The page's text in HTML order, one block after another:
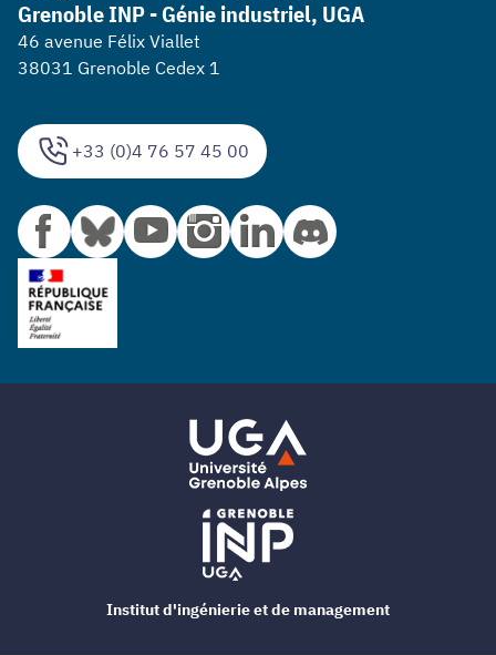
+33 (0)4 76 57 45 00
Grenoble INP - Génie industriel, UGA
46 avenue Félix Viallet
38031 Grenoble Cedex 1
Institut d'ingénierie et de management